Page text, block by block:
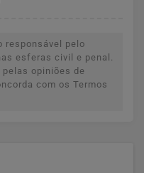
responsável pelo
esferas civil e penal.
opiniões de
com os Termos